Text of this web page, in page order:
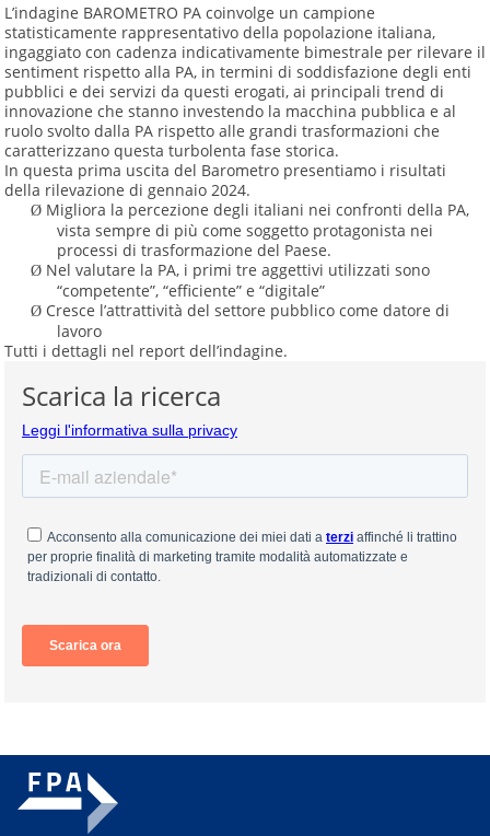
L’indagine BAROMETRO PA coinvolge un campione
statisticamente rappresentativo della popolazione italiana,
ingaggiato con cadenza indicativamente bimestrale per rilevare il
sentiment rispetto alla PA, in termini di soddisfazione degli enti
pubblici e dei servizi da questi erogati, ai principali trend di
innovazione che stanno investendo la macchina pubblica e al
ruolo svolto dalla PA rispetto alle grandi trasformazioni che
caratterizzano questa turbolenta fase storica.
In questa prima uscita del Barometro presentiamo i risultati
della rilevazione di gennaio 2024.
Ø Migliora la percezione degli italiani nei confronti della PA,
vista sempre di più come soggetto protagonista nei
processi di trasformazione del Paese.
Ø Nel valutare la PA, i primi tre aggettivi utilizzati sono
“competente”, “efficiente” e “digitale”
Ø Cresce l’attrattività del settore pubblico come datore di
lavoro
Tutti i dettagli nel report dell’indagine.
Scarica la ricerca